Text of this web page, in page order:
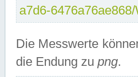
a7d6-
Die Messwerte
die Endung zu png.